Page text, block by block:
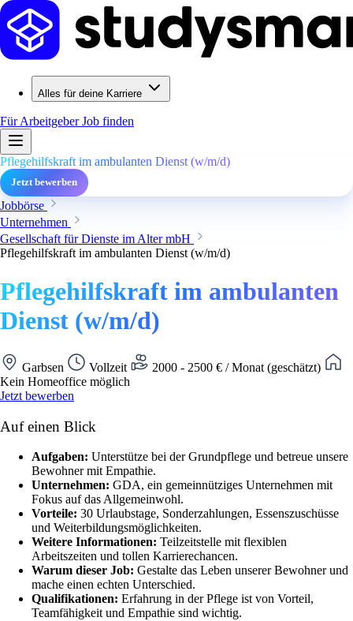
Alles für deine Karriere
Für ArbeitgeberJob finden
Pflegehilfskraft im ambulanten Dienst (w/m/d)
Jetzt bewerben
Jobbörse
Unternehmen
Gesellschaft für Dienste im Alter mbH
Pflegehilfskraft im ambulanten Dienst (w/m/d)
Pflegehilfskraft im ambulanten
Dienst (w/m/d)
Garbsen Vollzeit
2000 - 2500 € / Monat (geschätzt)
Kein Homeoffice möglich
Jetzt bewerben
Auf einen Blick
Aufgaben: Unterstütze bei der Grundpflege und betreue unsere
Bewohner mit Empathie.
Unternehmen: GDA, ein gemeinnütziges Unternehmen mit
Fokus auf das Allgemeinwohl.
Vorteile: 30 Urlaubstage, Sonderzahlungen, Essenszuschüsse
und Weiterbildungsmöglichkeiten.
Weitere Informationen: Teilzeitstelle mit flexiblen
Arbeitszeiten und tollen Karrierechancen.
Warum dieser Job: Gestalte das Leben unserer Bewohner und
mache einen echten Unterschied.
Qualifikationen: Erfahrung in der Pflege ist von Vorteil,
Teamfähigkeit und Empathie sind wichtig.